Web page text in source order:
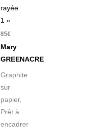
rayée
1 »
85€
Mary
GREENACRE
Graphite
sur
papier,
Prêt à
encadrer